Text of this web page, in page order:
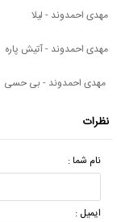
مهدی احمدوند - لیلا
مهدی احمدوند - آتیش پاره
مهدی احمدوند - بی حسی
نظرات
نام شما :
ایمیل :